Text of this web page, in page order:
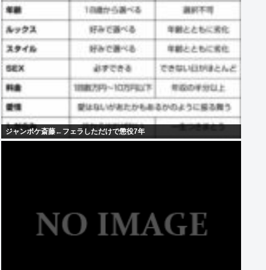
ジャンポケ斎藤←フェラしただけで懲役7年